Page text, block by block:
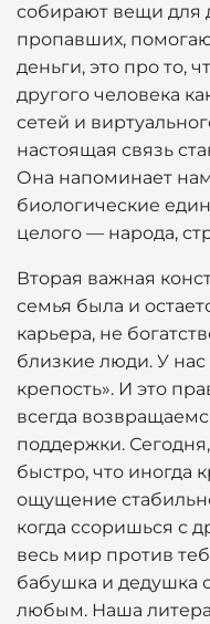
собирают вещи для
пропавших,
деньги, это про то,
другого человека
сетей и
настоящая связь
Она напоминает
биологические
целого — народа,
Вторая важная
семья была и
карьера, не
близкие люди. У нас
крепость». И это
всегда
поддержки.
быстро, что иногда
ощущение
когда ссоришься с
весь мир против
бабушка и дедушка
любым. Наша